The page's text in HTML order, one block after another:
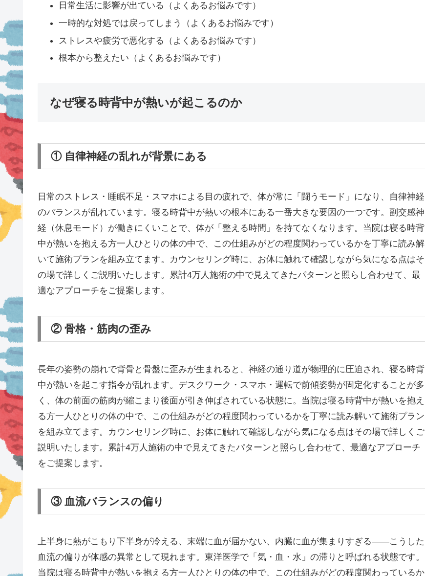
日常生活に影響が出ている（よくあるお悩みです）
一時的な対処では戻ってしまう（よくあるお悩みです）
ストレスや疲労で悪化する（よくあるお悩みです）
根本から整えたい（よくあるお悩みです）
なぜ寝る時背中が熱いが起こるのか
① 自律神経の乱れが背景にある
日常のストレス・睡眠不足・スマホによる目の疲れで、体が常に「闘うモード」になり、自律神経
のバランスが乱れています。寝る時背中が熱いの根本にある一番大きな要因の一つです。副交感神
経（休息モード）が働きにくいことで、体が「整える時間」を持てなくなります。当院は寝る時背
中が熱いを抱える方一人ひとりの体の中で、この仕組みがどの程度関わっているかを丁寧に読み解
いて施術プランを組み立てます。カウンセリング時に、お体に触れて確認しながら気になる点はそ
の場で詳しくご説明いたします。累計4万人施術の中で見えてきたパターンと照らし合わせて、最
適なアプローチをご提案します。
② 骨格・筋肉の歪み
長年の姿勢の崩れで背骨と骨盤に歪みが生まれると、神経の通り道が物理的に圧迫され、寝る時背
中が熱いを起こす指令が乱れます。デスクワーク・スマホ・運転で前傾姿勢が固定化することが多
く、体の前面の筋肉が縮こまり後面が引き伸ばされている状態に。当院は寝る時背中が熱いを抱え
る方一人ひとりの体の中で、この仕組みがどの程度関わっているかを丁寧に読み解いて施術プラン
を組み立てます。カウンセリング時に、お体に触れて確認しながら気になる点はその場で詳しくご
説明いたします。累計4万人施術の中で見えてきたパターンと照らし合わせて、最適なアプローチ
をご提案します。
③ 血流バランスの偏り
上半身に熱がこもり下半身が冷える、末端に血が届かない、内臓に血が集まりすぎる——こうした
血流の偏りが体感の異常として現れます。東洋医学で「気・血・水」の滞りと呼ばれる状態です。
当院は寝る時背中が熱いを抱える方一人ひとりの体の中で、この仕組みがどの程度関わっているか